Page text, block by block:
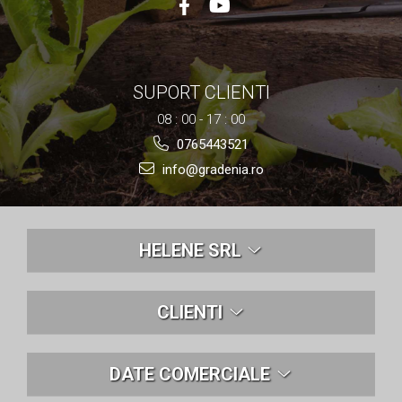
SUPORT CLIENTI
08 : 00 - 17 : 00
0765443521
info@gradenia.ro
HELENE SRL
CLIENTI
DATE COMERCIALE